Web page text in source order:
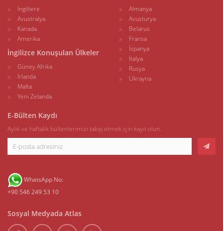
İngiltere
Avustralya
Kanada
Amerika
İngilizce Konuşulan Ülkeler
Güney Afrika
İrlanda
Malta
Yeni Zelanda
Almanya
Avusturya
Belarus
Fransa
İspanya
İtalya
Rusya
Ukrayna
E-Bülten Kaydı
Aylık ve haftalık bültenlerimizi takip etmek için kayıt olun.
WhatsApp No:
+90 546 249 53 10
Sosyal Medyada Atlas